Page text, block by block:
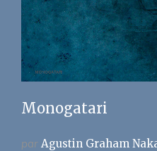
Monogatari
par Agustin Graham